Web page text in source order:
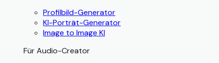
Profilbild-Generator
KI-Porträt-Generator
Image to Image KI
Für Audio-Creator